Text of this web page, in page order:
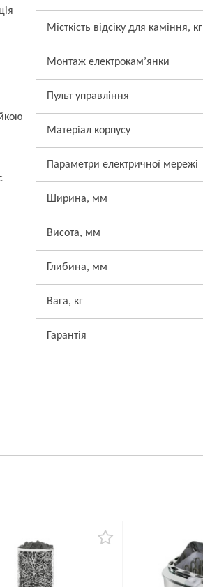
Місткість відсіку для каміння, кг
Монтаж електрокам’янки
Пульт управління
Матеріал корпусу
Параметри електричної мережі
Ширина, мм
Висота, мм
Глибина, мм
Вага, кг
Гарантія